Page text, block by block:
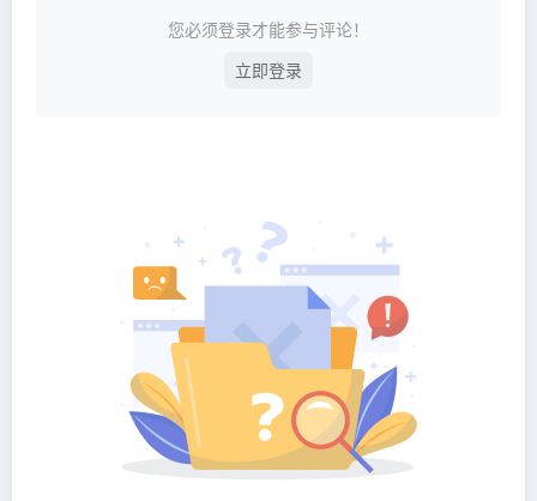
您必须登录才能参与评论！
立即登录